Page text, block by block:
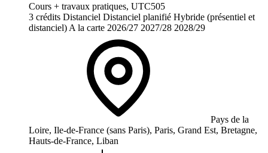
Cours + travaux pratiques, UTC505
3 crédits Distanciel Distanciel planifié Hybride (présentiel et
distanciel) A la carte 2026/27 2027/28 2028/29
Pays de la
Loire, Ile-de-France (sans Paris), Paris, Grand Est, Bretagne,
Hauts-de-France, Liban